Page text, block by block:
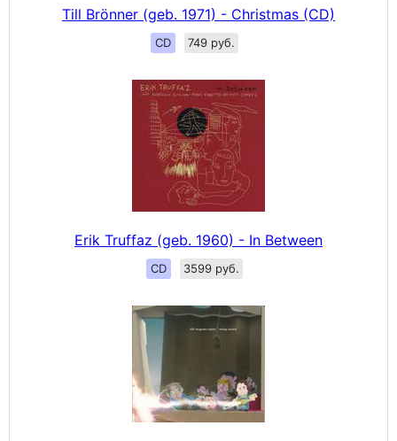
Till Brönner (geb. 1971) - Christmas (CD)
CD 749 руб.
Erik Truffaz (geb. 1960) - In Between
CD 3599 руб.